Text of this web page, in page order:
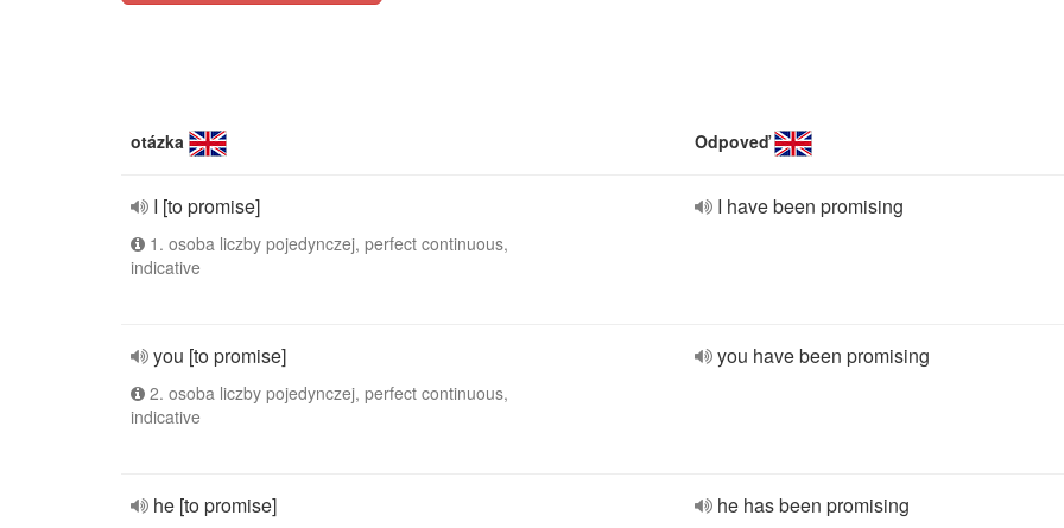
otázka Odpoveď
I [to promise]
1. osoba liczby pojedynczej, perfect continuous,
indicative
I have been promising
you [to promise]
2. osoba liczby pojedynczej, perfect continuous,
indicative
you have been promising
he [to promise] he has been promising